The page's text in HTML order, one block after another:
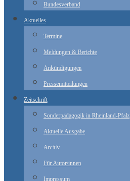
Bundesverband
Aktuelles
Termine
Meldungen & Berichte
Ankündigungen
Pressemitteilungen
Zeitschrift
Sonderpädagogik in Rheinland-Pfalz
Aktuelle Ausgabe
Archiv
Für Autor/innen
Impressum